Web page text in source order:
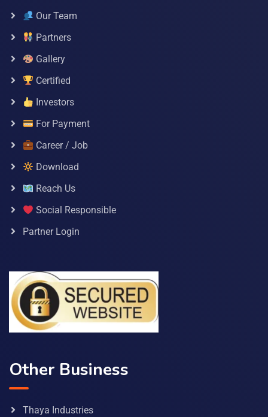
Our Team
Partners
Gallery
Certified
Investors
For Payment
Career / Job
Download
Reach Us
Social Responsible
Partner Login
Other Business
Thaya Industries